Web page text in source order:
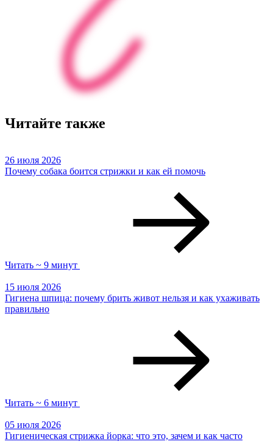
Читайте также
26 июля 2026
Почему собака боится стрижки и как ей помочь
Читать ~ 9 минут
15 июля 2026
Гигиена шпица: почему брить живот нельзя и как ухаживать
правильно
Читать ~ 6 минут
05 июля 2026
Гигиеническая стрижка йорка: что это, зачем и как часто